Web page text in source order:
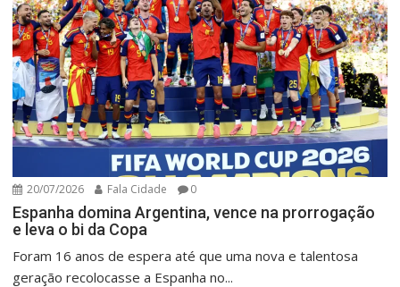
20/07/2026 Fala Cidade 0
Espanha domina Argentina, vence na prorrogação
e leva o bi da Copa
Foram 16 anos de espera até que uma nova e talentosa
geração recolocasse a Espanha no...